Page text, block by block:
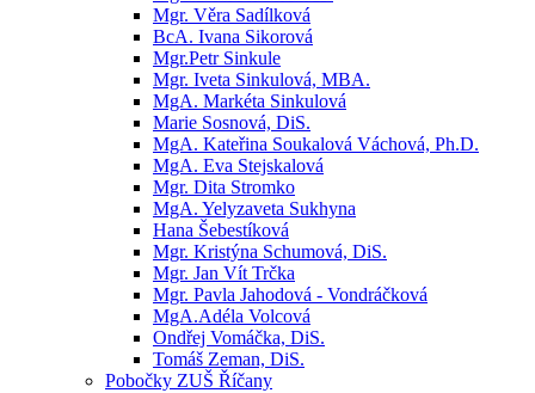
Mgr. Věra Sadílková
BcA. Ivana Sikorová
Mgr.Petr Sinkule
Mgr. Iveta Sinkulová, MBA.
MgA. Markéta Sinkulová
Marie Sosnová, DiS.
MgA. Kateřina Soukalová Váchová, Ph.D.
MgA. Eva Stejskalová
Mgr. Dita Stromko
MgA. Yelyzaveta Sukhyna
Hana Šebestíková
Mgr. Kristýna Schumová, DiS.
Mgr. Jan Vít Trčka
Mgr. Pavla Jahodová - Vondráčková
MgA.Adéla Volcová
Ondřej Vomáčka, DiS.
Tomáš Zeman, DiS.
Pobočky ZUŠ Říčany